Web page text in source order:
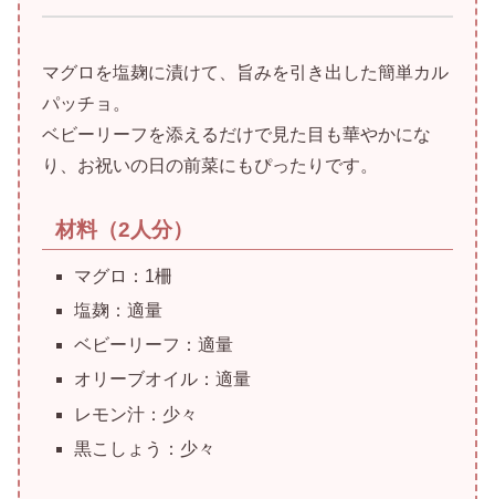
マグロを塩麹に漬けて、旨みを引き出した簡単カル
パッチョ。
ベビーリーフを添えるだけで見た目も華やかにな
り、お祝いの日の前菜にもぴったりです。
材料（2人分）
マグロ：1柵
塩麹：適量
ベビーリーフ：適量
オリーブオイル：適量
レモン汁：少々
黒こしょう：少々